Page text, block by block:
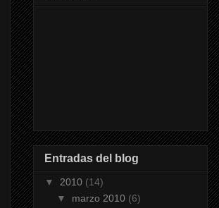
Entradas del blog
▼ 2010 (14)
▼ marzo 2010 (6)